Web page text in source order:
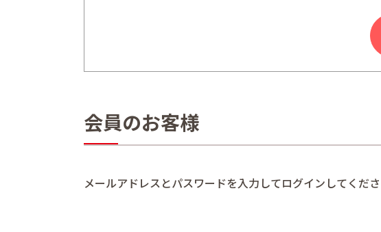
会員のお客様
メールアドレスとパスワードを入力してログインしてくださ